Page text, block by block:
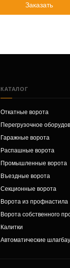
Заказать
КАТАЛОГ
Откатные ворота
Перегрузочное
Гаражные ворота
Распашные ворота
Промышленные ворота
Въездные ворота
Секционные ворота
Ворота из профнастила
Ворота собственного
Калитки
Автоматические